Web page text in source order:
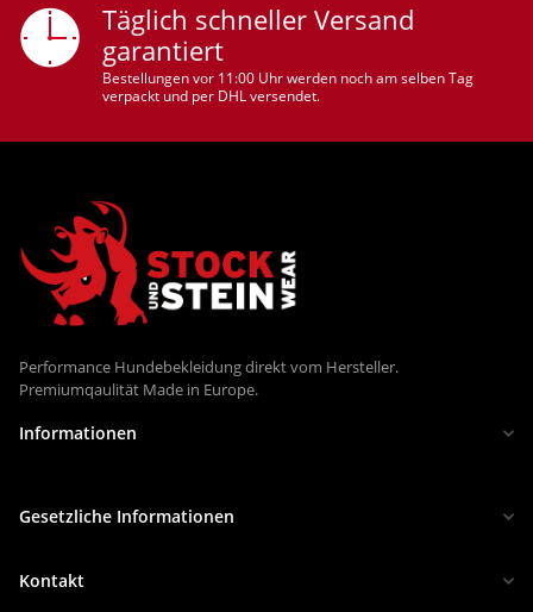
Täglich schneller Versand
garantiert
Bestellungen vor 11:00 Uhr werden noch am selben Tag
verpackt und per DHL versendet.
Performance Hundebekleidung direkt vom Hersteller.
Premiumqaulität Made in Europe.
Informationen
Gesetzliche Informationen
Kontakt